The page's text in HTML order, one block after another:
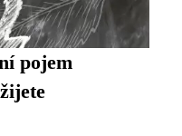
pojem